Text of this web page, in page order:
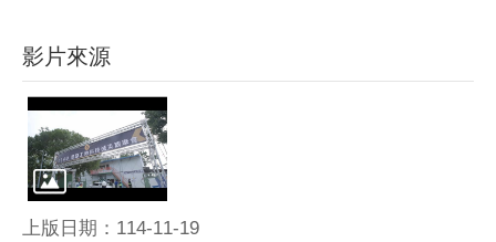
影片來源
上版日期：114-11-19